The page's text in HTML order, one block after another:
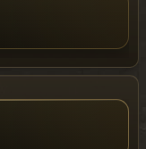
data;